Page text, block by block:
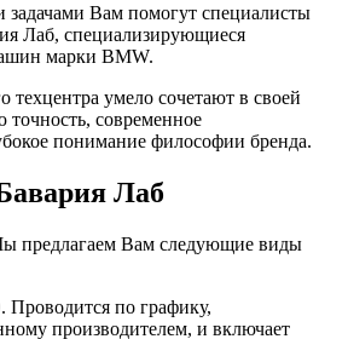
задачами Вам помогут специалисты
Лаб, специализирующиеся
марки BMW.
умело сочетают в своей
современное
понимание философии бренда.
Лаб
предлагаем Вам следующие виды
по графику,
производителем, и включает